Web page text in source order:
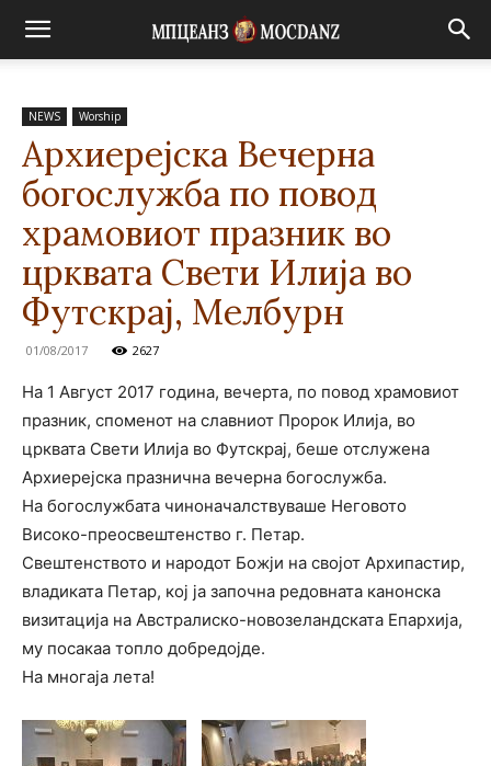
NEWS Worship
Архиерејска Вечерна
богослужба по повод
храмовиот празник во
црквата Свети Илија во
Футскрај, Мелбурн
01/08/2017 2627
На 1 Август 2017 година, вечерта, по повод храмовиот
празник, споменот на славниот Пророк Илија, во
црквата Свети Илија во Футскрај, беше отслужена
Архиерејска празнична вечерна богослужба.
На богослужбата чиноначалствуваше Неговото
Високо-преосвештенство г. Петар.
Свештенството и народот Божји на својот Архипастир,
владиката Петар, кој ја започна редовната канонска
визитација на Австралиско-новозеландската Епархија,
му посакаа топло добредојде.
На многаја лета!